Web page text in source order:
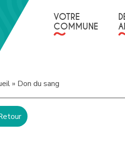
VOTRE
COMMUNE
» Don du sang